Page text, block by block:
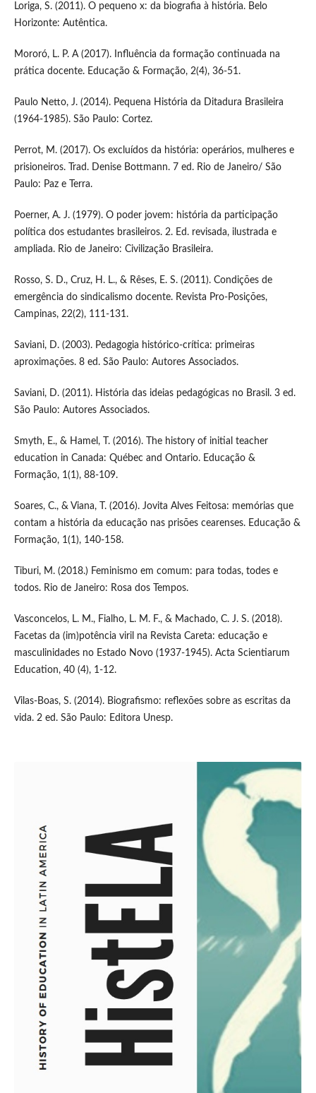
Loriga, S. (2011). O pequeno x: da biografia à história. Belo
Horizonte: Autêntica.
Mororó, L. P. A (2017). Influência da formação continuada na
prática docente. Educação & Formação, 2(4), 36-51.
Paulo Netto, J. (2014). Pequena História da Ditadura Brasileira
(1964-1985). São Paulo: Cortez.
Perrot, M. (2017). Os excluídos da história: operários, mulheres e
prisioneiros. Trad. Denise Bottmann. 7 ed. Rio de Janeiro/ São
Paulo: Paz e Terra.
Poerner, A. J. (1979). O poder jovem: história da participação
política dos estudantes brasileiros. 2. Ed. revisada, ilustrada e
ampliada. Rio de Janeiro: Civilização Brasileira.
Rosso, S. D., Cruz, H. L., & Rêses, E. S. (2011). Condições de
emergência do sindicalismo docente. Revista Pro-Posições,
Campinas, 22(2), 111-131.
Saviani, D. (2003). Pedagogia histórico-crítica: primeiras
aproximações. 8 ed. São Paulo: Autores Associados.
Saviani, D. (2011). História das ideias pedagógicas no Brasil. 3 ed.
São Paulo: Autores Associados.
Smyth, E., & Hamel, T. (2016). The history of initial teacher
education in Canada: Québec and Ontario. Educação &
Formação, 1(1), 88-109.
Soares, C., & Viana, T. (2016). Jovita Alves Feitosa: memórias que
contam a história da educação nas prisões cearenses. Educação &
Formação, 1(1), 140-158.
Tiburi, M. (2018.) Feminismo em comum: para todas, todes e
todos. Rio de Janeiro: Rosa dos Tempos.
Vasconcelos, L. M., Fialho, L. M. F., & Machado, C. J. S. (2018).
Facetas da (im)potência viril na Revista Careta: educação e
masculinidades no Estado Novo (1937-1945). Acta Scientiarum
Education, 40 (4), 1-12.
Vilas-Boas, S. (2014). Biografismo: reflexões sobre as escritas da
vida. 2 ed. São Paulo: Editora Unesp.